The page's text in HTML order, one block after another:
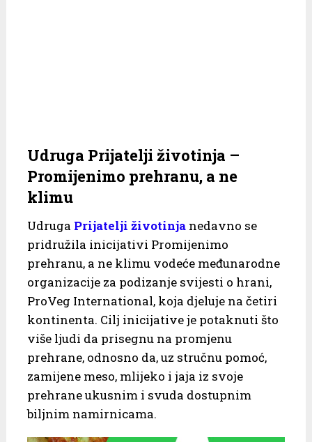
Udruga Prijatelji životinja –
Promijenimo prehranu, a ne
klimu
Udruga Prijatelji životinjanedavno se
pridružila inicijativi Promijenimo
prehranu, a ne klimu vodeće međunarodne
organizacije za podizanje svijesti o hrani,
ProVeg International, koja djeluje na četiri
kontinenta. Cilj inicijative je potaknuti što
više ljudi da prisegnu na promjenu
prehrane, odnosno da, uz stručnu pomoć,
zamijene meso, mlijeko i jaja iz svoje
prehrane ukusnim i svuda dostupnim
biljnim namirnicama.